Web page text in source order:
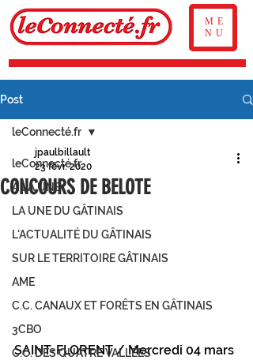
ME
NU
Post
leConnecté.fr
À LA UNE
LA UNE DU GÂTINAIS
L'ACTUALITÉ DU GÂTINAIS
SUR LE TERRITOIRE GÂTINAIS
AME
C.C. CANAUX ET FORÊTS EN GÂTINAIS
3CBO
C.C. DES QUATRE VALLÉES
leConnecté.fr
CONCOURS DE BELOTE
jpaulbillault
23 févr. 2020
SAINT-FLORENT / Mercredi 04 mars